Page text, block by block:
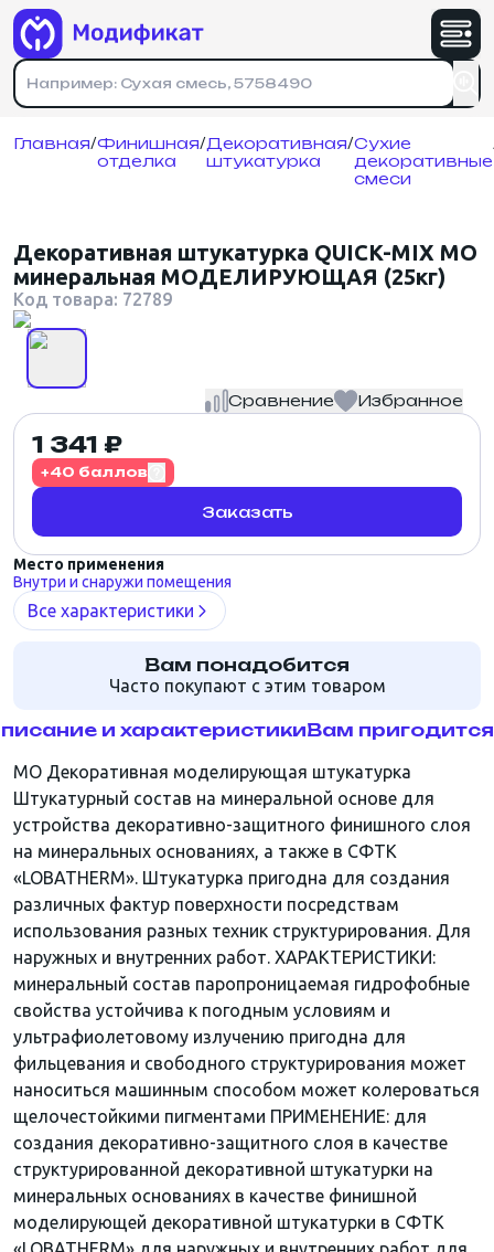
Номер телефона
Физическое лицо Юридическое лицо
Номер телефона*
На указанный номер придет код подтверждения
Отправляя форму, вы соглашаетесь с
Войти
Имя *
Номер телефона*
Адрес доставки*
Кол-во товара
политикой конфиденциальности
Главная/Финишная
отделка
/Декоративная
штукатурка
/Сухие
декоративные
смеси
Декоративная штукатурка QUICK-MIX MO
минеральная МОДЕЛИРУЮЩАЯ (25кг)
Код товара: 72789
Место применения
Внутри и снаружи помещения
Все характеристики
Вам понадобится
Часто покупают с этим товаром
Сравнение Избранное
1 341 ₽
+40 баллов
Заказать
и характеристикиВам пригодится
MO Декоративная моделирующая штукатурка
Штукатурный состав на минеральной основе для
устройства декоративно-защитного финишного слоя
на минеральных основаниях, а также в СФТК
«LOBATHERM». Штукатурка пригодна для создания
различных фактур поверхности посредствам
использования разных техник структурирования. Для
наружных и внутренних работ. ХАРАКТЕРИСТИКИ:
минеральный состав паропроницаемая гидрофобные
свойства устойчива к погодным условиям и
ультрафиолетовому излучению пригодна для
фильцевания и свободного структурирования может
наноситься машинным способом может колероваться
щелочестойкими пигментами ПРИМЕНЕНИЕ: для
создания декоративно-защитного слоя в качестве
структурированной декоративной штукатурки на
минеральных основаниях в качестве финишной
моделирующей декоративной штукатурки в СФТК